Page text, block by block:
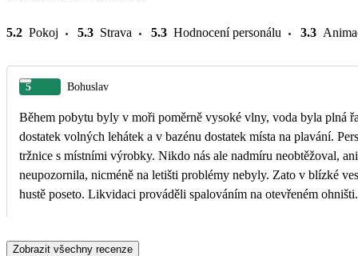
5.2 Pokoj 5.3 Strava 5.3 Hodnocení personálu 3.3
5 Bohuslav
Během pobytu byly v moři poměrně vysoké vlny, voda byla plná
dostatek volných lehátek a v bazénu dostatek místa na plavání.
tržnice s místními výrobky. Nikdo nás ale nadmíru neobtěžoval,
neupozornila, nicméně na letišti problémy nebyly. Zato v blízké
hustě poseto. Likvidaci prováděli spalováním na otevřeném ohništi.
Zobrazit všechny recenze